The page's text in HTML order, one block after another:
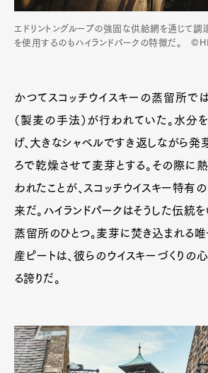
エドリントングループの強固な供給網を通じて調
を使用するのもハイランドパークの特徴だ。
かつてスコッチウイスキーの蒸留所で
（製麦の手法）が行われていた。水分
げ、大きなシャベルですき返しながら発
ろで乾燥させて麦芽とする。その際に
われたことが、スコッチウイスキー特有
来だ。ハイランドパークはそうした伝統
蒸留所のひとつ。麦芽に焚き込まれる
産ピートは、彼らのウイスキーづくりの
る誇りだ。